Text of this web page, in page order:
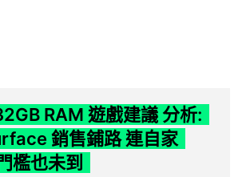
RAM 遊戲建議 分析:
銷售鋪路 連自家
檻也未到